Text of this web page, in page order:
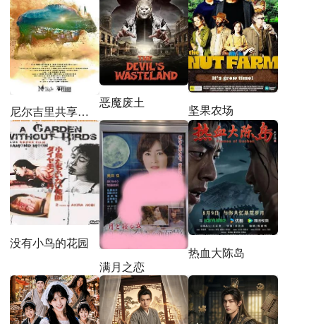
尼尔吉里共享荒野
恶魔废土 坚果农场
没有小鸟的花园
满月之恋
热血大陈岛